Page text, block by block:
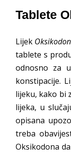
Tablete
Lijek Oksikodon
tablete s
odnosno za
konstipacije.
lijeku, kako bi
lijeka, u
opisana
treba
Oksikodona